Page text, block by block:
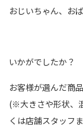
おじいちゃん、お
いかがでしたか？
お客様が選んだ商
(※大きさや形状、
くは店舗スタッフ